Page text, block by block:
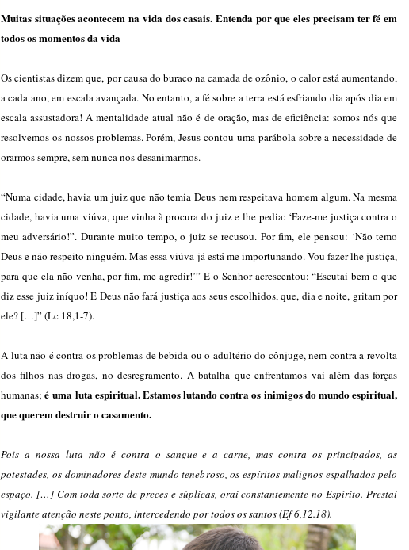
Muitas situações acontecem na vida dos casais. Entenda por que eles precisam ter fé em
todos os momentos da vida
Os cientistas dizem que, por causa do buraco na camada de ozônio, o calor está aumentando,
a cada ano, em escala avançada. No entanto, a fé sobre a terra está esfriando dia após dia em
escala assustadora! A mentalidade atual não é de oração, mas de eficiência: somos nós que
resolvemos os nossos problemas. Porém, Jesus contou uma parábola sobre a necessidade de
orarmos sempre, sem nunca nos desanimarmos.
“Numa cidade, havia um juiz que não temia Deus nem respeitava homem algum. Na mesma
cidade, havia uma viúva, que vinha à procura do juiz e lhe pedia: ‘Faze-me justiça contra o
meu adversário!”. Durante muito tempo, o juiz se recusou. Por fim, ele pensou: ‘Não temo
Deus e não respeito ninguém. Mas essa viúva já está me importunando. Vou fazer-lhe justiça,
para que ela não venha, por fim, me agredir!’” E o Senhor acrescentou: “Escutai bem o que
diz esse juiz iníquo! E Deus não fará justiça aos seus escolhidos, que, dia e noite, gritam por
ele? […]” (Lc 18,1-7).
A luta não é contra os problemas de bebida ou o adultério do cônjuge, nem contra a revolta
dos filhos nas drogas, no desregramento. A batalha que enfrentamos vai além das forças
humanas;é uma luta espiritual. Estamos lutando contra os inimigos do mundo espiritual,
que querem destruir o casamento.
Pois a nossa luta não é contra o sangue e a carne, mas contra os principados, as
potestades, os dominadores deste mundo tenebroso, os espíritos malignos espalhados pelo
espaço. […] Com toda sorte de preces e súplicas, orai constantemente no Espírito. Prestai
vigilante atenção neste ponto, intercedendo por todos os santos (Ef 6,12.18).